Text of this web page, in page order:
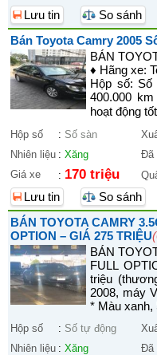
Lưu tin
So sánh
Bán Toyota Camry 2005
BÁN
♦ Hãng xe:
Hộp số:
400.000
hoạt động
Hộp số : Số sàn
Nhiên liệu : Xăng Đã
Giá xe
: 170 triệu
Lưu tin
So sánh
BÁN TOYOTA CAMRY
OPTION – GIÁ 275 TRIỆU
BÁN
FULL
triệu
2008, máy
* Màu xanh,
Hộp số : Số tự động
Nhiên liệu : Xăng Đã